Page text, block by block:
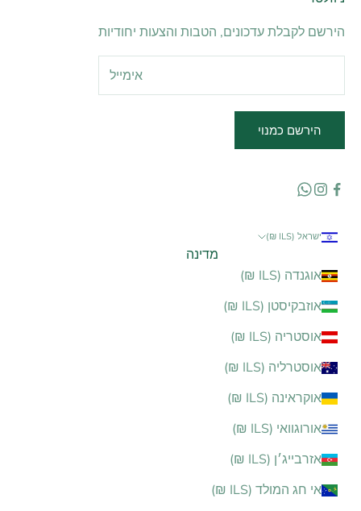
הירשם לקבלת עדכונים, הטבות והצעות יחודיות
הירשם כמנוי
ישראל (ILS ₪)
מדינה
אוגנדה (ILS ₪)
אוזבקיסטן (ILS ₪)
אוסטריה (ILS ₪)
אוסטרליה (ILS ₪)
אוקראינה (ILS ₪)
אורוגוואי (ILS ₪)
אזרבייג׳ן (ILS ₪)
אי חג המולד (ILS ₪)